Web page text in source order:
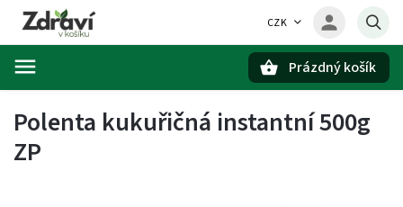
CZK
Prázdný košík
Polenta kukuřičná instantní 500g
ZP